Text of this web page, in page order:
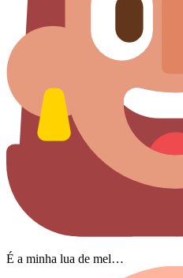
É a minha lua de mel…